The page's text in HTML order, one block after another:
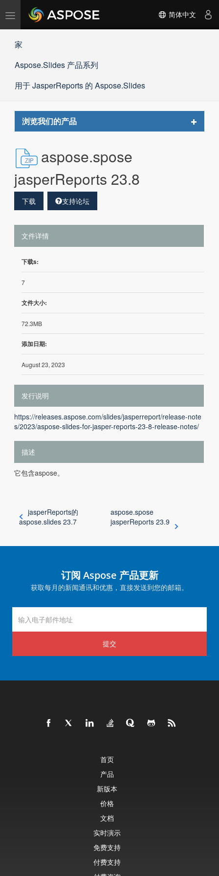
切
航
简体中文
家
Aspose.Slides 产品系列
用于 JasperReports 的 Aspose.Slides
浏览我们的产品
Toggle
aspose.spose
jasperReports 23.8
下载 支持论坛
文件详情
下载s:
7
文件大小:
72.3MB
添加日期:
August 23, 2023
发行说明
https://releases.aspose.com/slides/jasperreport/release-note
s/2023/aspose-slides-for-jasper-reports-23-8-release-notes/
描述
它包含aspose。
jasperReports的
aspose.slides 23.7
aspose.spose
jasperReports 23.9
订阅 Aspose 产品更新
获取每月的新闻通讯和优惠，直接发送到您的邮箱。
提交
首页
产品
新版本
价格
文档
实时演示
免费支持
付费支持